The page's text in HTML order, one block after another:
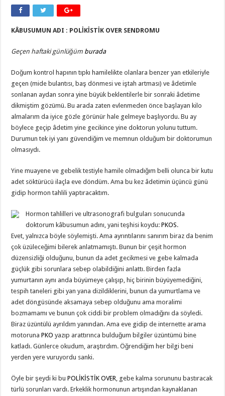
KÂBUSUMUN ADI : POLİKİSTİK OVER SENDROMU
Geçen haftaki günlüğüm burada
Doğum kontrol hapının tıpkı hamilelikte olanlara benzer yan etkileriyle
geçen (mide bulantısı, baş dönmesi ve iştah artması) ve âdetimle
sonlanan aydan sonra yine büyük beklentilerle bir sonraki âdetime
dikmiştim gözümü. Bu arada zaten evlenmeden önce başlayan kilo
almalarım da iyice gözle görünür hale gelmeye başlıyordu. Bu ay
böylece geçip âdetim yine gecikince yine doktorun yolunu tuttum.
Durumun tek iyi yanı güvendiğim ve memnun olduğum bir doktorumun
olmasıydı.
Yine muayene ve gebelik testiyle hamile olmadığım belli olunca bir kutu
adet söktürücü ilaçla eve döndüm. Ama bu kez âdetimin üçüncü günü
gidip hormon tahlili yaptıracaktım.
Hormon tahlilleri ve ultrasonografi bulguları sonucunda
doktorum kâbusumun adını, yani teşhisi koydu:PKOS.
Evet, yalnızca böyle söylemişti. Ama ayrıntılarını sanırım biraz da benim
çok üzüleceğimi bilerek anlatmamıştı. Bunun bir çeşit hormon
düzensizliği olduğunu, bunun da adet gecikmesi ve gebe kalmada
güçlük gibi sorunlara sebep olabildiğini anlattı. Birden fazla
yumurtanın aynı anda büyümeye çalışıp, hiç birinin büyüyemediğini,
tespih taneleri gibi yan yana dizildiklerini, bunun da yumurtlama ve
adet döngüsünde aksamaya sebep olduğunu ama moralimi
bozmamamı ve bunun çok ciddi bir problem olmadığını da söyledi.
Biraz üzüntülü ayrıldım yanından. Ama eve gidip de internette arama
motorunaPKO yazıp arattırınca bulduğum bilgiler üzüntümü bine
katladı. Günlerce okudum, araştırdım. Öğrendiğim her bilgi beni
yerden yere vuruyordu sanki.
Öyle bir şeydi ki buPOLİKİSTİK OVER , gebe kalma sorununu bastıracak
türlü sorunları vardı. Erkeklik hormonunun artışından kaynaklanan